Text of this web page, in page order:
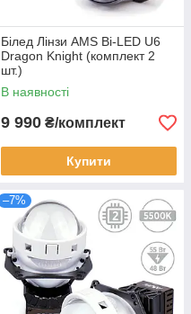
Білед Лінзи AMS Bi-LED U6
Dragon Knight (комплект 2
шт.)
В наявності
9 990 ₴/комплект
Купити
–7%